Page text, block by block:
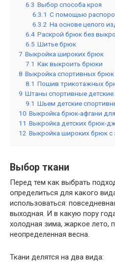
6.3 Выбор способа кроя
6.3.1 С помощью
6.3.2 На основе целого
6.4 Раскрой брюк без
6.5 Шитье брюк
7 Выкройка широких брюк
7.1 Как выкроить брюки
8 Выкройка спортивных брюк
8.1 Пошив трикотажных
9 Штаны спортивные
9.1 Шьем детские
10 Выкройка брюк-афгани
11 Выкройка детских брюк-
12 Выкройка широких брюк с
Выбор ткани
Перед тем как выбрать
определиться для какого
использоваться:
выходная. И в какую пору
холодная зима, жаркое лето,
неопределенная весна.
Ткани делятся на два вида: